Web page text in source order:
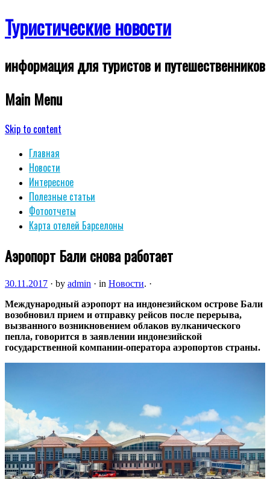
Туристические новости
информация для туристов и путешественников
Main Menu
Skip to content
Главная
Новости
Интересное
Полезные статьи
Фотоотчеты
Карта отелей Барселоны
Аэропорт Бали снова работает
30.11.2017 · by admin · in Новости. ·
Международный аэропорт на индонезийском острове Бали
возобновил прием и отправку рейсов после перерыва,
вызванного возникновением облаков вулканического
пепла, говорится в заявлении индонезийской
государственной компании-оператора аэропортов страны.